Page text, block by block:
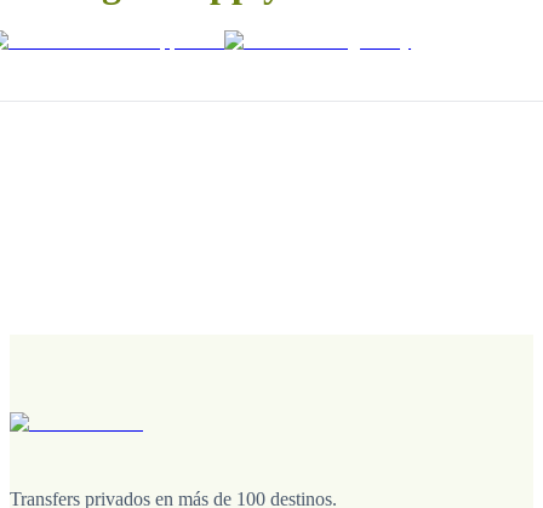
Transfers privados en más de 100 destinos.